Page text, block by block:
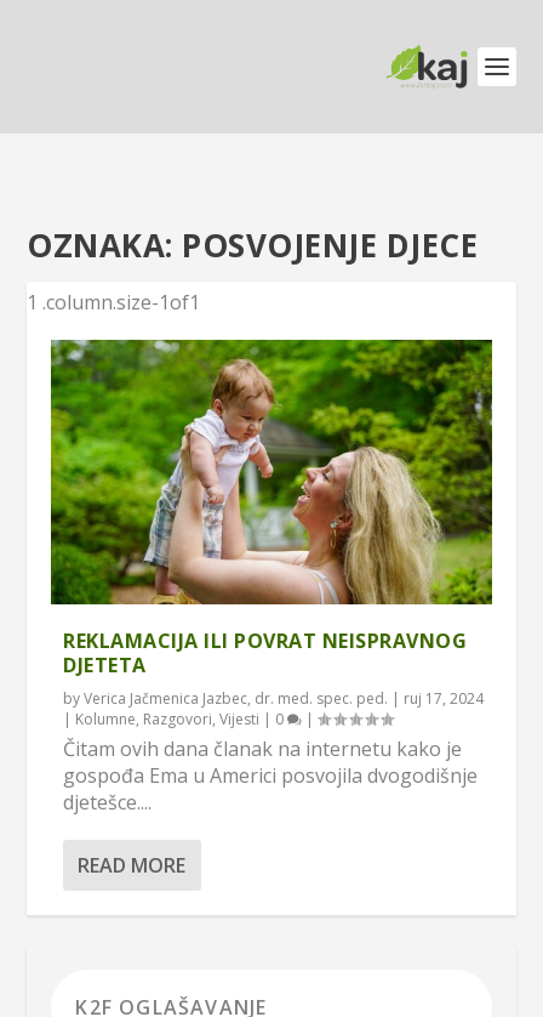
OZNAKA: POSVOJENJE DJECE
REKLAMACIJA ILI POVRAT NEISPRAVNOG
DJETETA
byVerica Jačmenica Jazbec, dr. med. spec. ped. | ruj 17, 2024
| Kolumne, Razgovori,Vijesti | 0 |
Čitam ovih dana članak na internetu kako je
gospođa Ema u Americi posvojila dvogodišnje
djetešce....
READ MORE